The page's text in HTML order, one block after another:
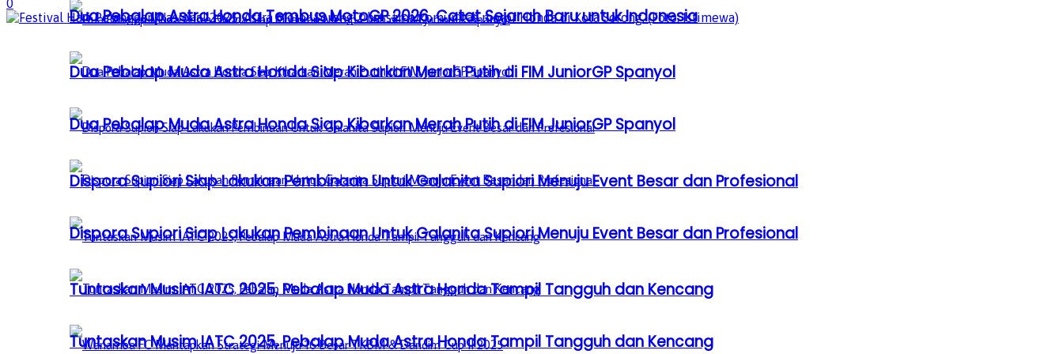
Dua Pebalap Muda Astra Honda Siap Kibarkan Merah Putih di FIM JuniorGP Spanyol
Dispora Supiori Siap Lakukan Pembinaan Untuk Galanita Supiori Menuju Event Besar dan Profesional
Tuntaskan Musim IATC 2025, Pebalap Muda Astra Honda Tampil Tangguh dan Kencang
Dua Pebalap Astra Honda Tembus MotoGP 2026, Catat Sejarah Baru untuk Indonesia
Dua Pebalap Muda Astra Honda Siap Kibarkan Merah Putih di FIM JuniorGP Spanyol
Dispora Supiori Siap Lakukan Pembinaan Untuk Galanita Supiori Menuju Event Besar dan Profesional
Tuntaskan Musim IATC 2025, Pebalap Muda Astra Honda Tampil Tangguh dan Kencang
0